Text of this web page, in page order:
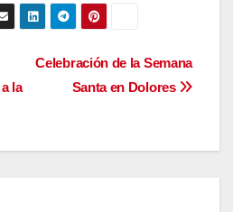
Celebración de la Semana
Santa en Dolores
la